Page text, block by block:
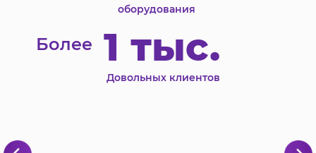
оборудования
Более 1 тыс.
Довольных клиентов